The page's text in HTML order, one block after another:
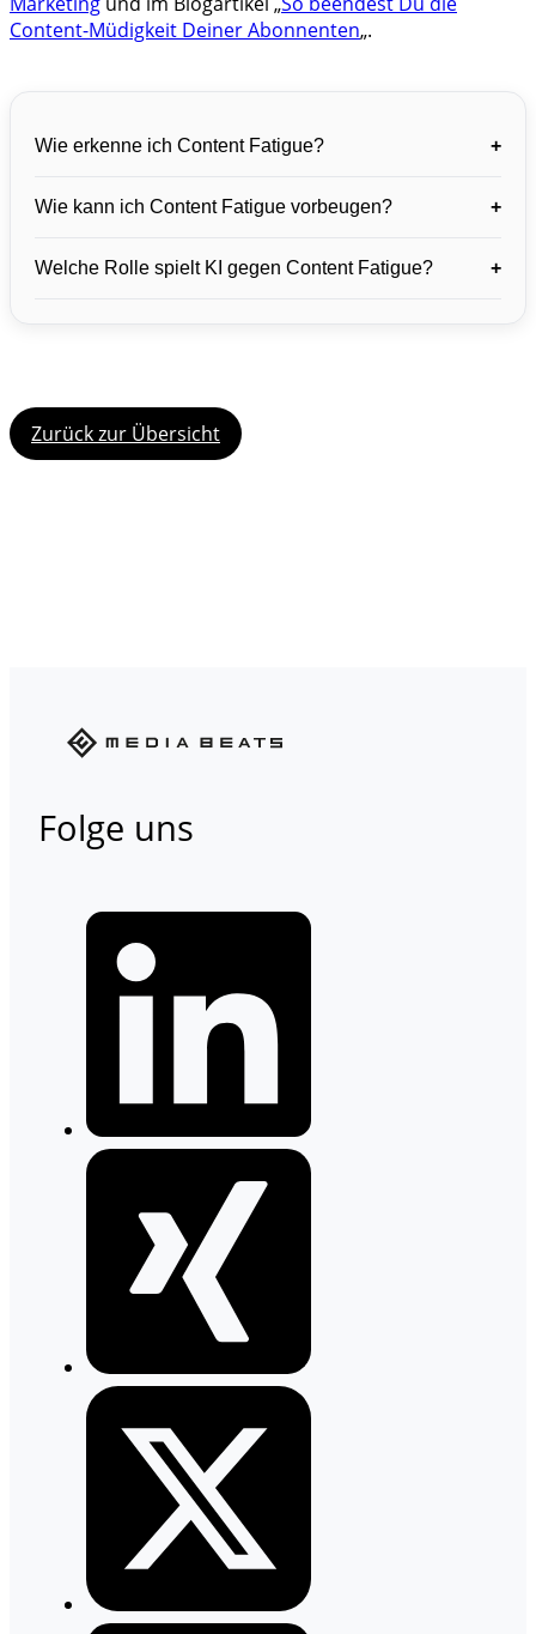
Content-Müdigkeit Deiner Abonnenten„.
Wie erkenne ich Content Fatigue? +
Wie kann ich Content Fatigue vorbeugen? +
Welche Rolle spielt KI gegen Content Fatigue? +
Zurück zur Übersicht
Folge uns